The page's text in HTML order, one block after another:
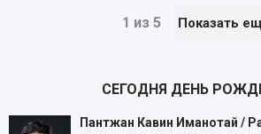
1 из 5 Показать
СЕГОДНЯ ДЕНЬ
Пантжан Кавин Иманотай /